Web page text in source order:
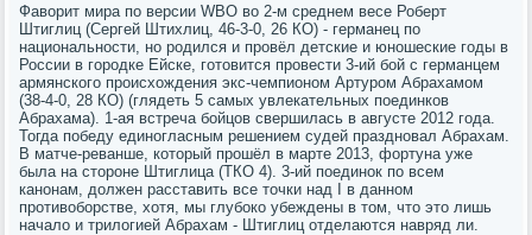
Фаворит мира по версии WBO во 2-м среднем весе Роберт
Штиглиц (Сергей Штихлиц, 46-3-0, 26 КО) - германец по
национальности, но родился и провёл детские и юношеские годы в
России в городке Ейске, готовится провести 3-ий бой с германцем
армянского происхождения экс-чемпионом Артуром Абрахамом
(38-4-0, 28 КО) (глядеть 5 самых увлекательных поединков
Абрахама). 1-ая встреча бойцов свершилась в августе 2012 года.
Тогда победу единогласным решением судей праздновал Абрахам.
В матче-реванше, который прошёл в марте 2013, фортуна уже
была на стороне Штиглица (ТКО 4). 3-ий поединок по всем
канонам, должен расставить все точки над I в данном
противоборстве, хотя, мы глубоко убеждены в том, что это лишь
начало и трилогией Абрахам - Штиглиц отделаются навряд ли.